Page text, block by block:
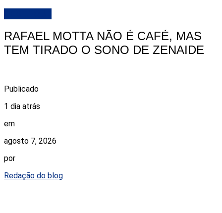
RAFAEL MOTTA NÃO É CAFÉ, MAS
TEM TIRADO O SONO DE ZENAIDE
Publicado
1 dia atrás
em
agosto 7, 2026
por
Redação do blog